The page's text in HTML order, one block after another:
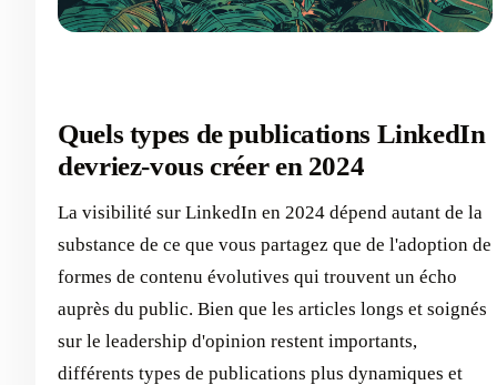
Quels types de publications LinkedIn
devriez-vous créer en 2024
La visibilité sur LinkedIn en 2024 dépend autant de la
substance de ce que vous partagez que de l'adoption de
formes de contenu évolutives qui trouvent un écho
auprès du public. Bien que les articles longs et soignés
sur le leadership d'opinion restent importants,
différents types de publications plus dynamiques et